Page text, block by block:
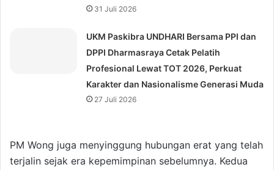
31 Juli 2026
UKM Paskibra UNDHARI Bersama PPI dan
DPPI Dharmasraya Cetak Pelatih
Profesional Lewat TOT 2026, Perkuat
Karakter dan Nasionalisme Generasi Muda
27 Juli 2026
PM Wong juga menyinggung hubungan erat yang telah
terjalin sejak era kepemimpinan sebelumnya. Kedua